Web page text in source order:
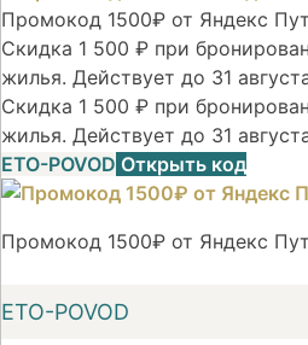
Промокод 1500₽ от Яндекс
Скидка 1 500 ₽ при
жилья. Действует до 31
Скидка 1 500 ₽ при
жилья. Действует до 31
ETO-POVOD Открыть код
Промокод 1500₽ от Яндекс
ETO-POVOD